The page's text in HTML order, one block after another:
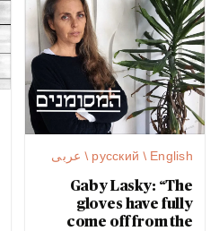
русский / English / عربى
Gaby Lasky: “The
gloves have fully
come off from the